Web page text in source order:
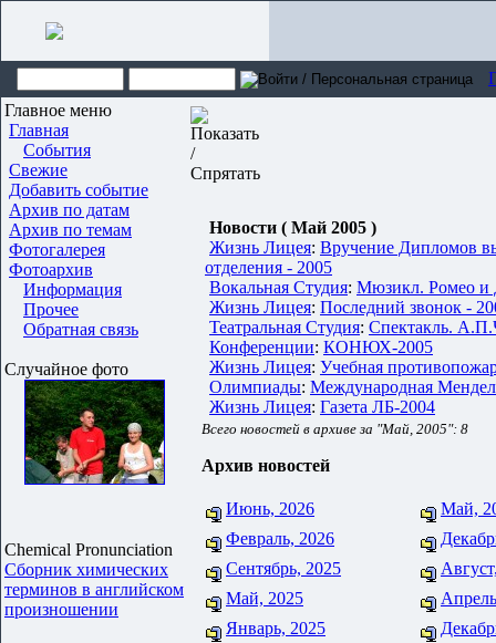
Главное меню
Главная
События
Свежие
Добавить событие
Архив по датам
Архив по темам
Фотогалерея
Фотоархив
Информация
Прочее
Обратная связь
Случайное фото
Chemical Pronunciation
Сборник химических
терминов в английском
произношении
Новости ( Май 2005 )
Жизнь Лицея: Вручение Дипломов
отделения - 2005
Вокальная Студия: Мюзикл. Ромео и
Жизнь Лицея: Последний звонок -
Театральная Студия: Спектакль.
Конференции: КОНЮХ-2005
Жизнь Лицея: Учебная
Олимпиады: Международная
Жизнь Лицея: Газета ЛБ-2004
Всего новостей в архиве за "Май, 2005": 8
Архив новостей
Июнь, 2026
Май,
Февраль, 2026
Сентябрь, 2025
Май, 2025
Январь, 2025